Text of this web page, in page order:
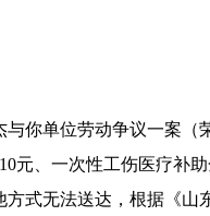
你单位劳动争议一案（
元、一次性工伤医疗补
方式无法送达，根据《